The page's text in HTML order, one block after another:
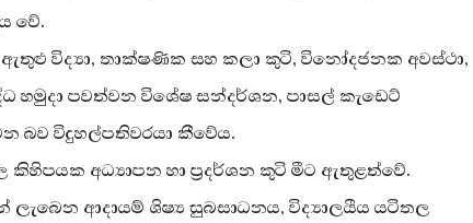
වේ.
විද්‍යා, තාක්ෂණික සහ කලා කුටි, විනෝදජනක අවස්ථා,
හමුදා පවත්වන විශේෂ සන්දර්ශන, පාසල් කැඩෙට්
බව විදුහල්පතිවරයා කීවේය.
කිහිපයක අධ්‍යාපන හා ප්‍රදර්ශන කුටි මීට ඇතුළත්වේ.
ලැබෙන ආදායම් ශිෂ්‍ය සුබසාධනය, විද්‍යාලයීය යටිතල